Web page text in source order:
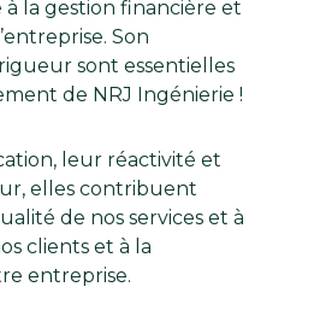
à la gestion financière et
Son
sont essentielles
de NRJ Ingénierie !
leur réactivité et
elles contribuent
de nos services et à
clients et à la
entreprise.